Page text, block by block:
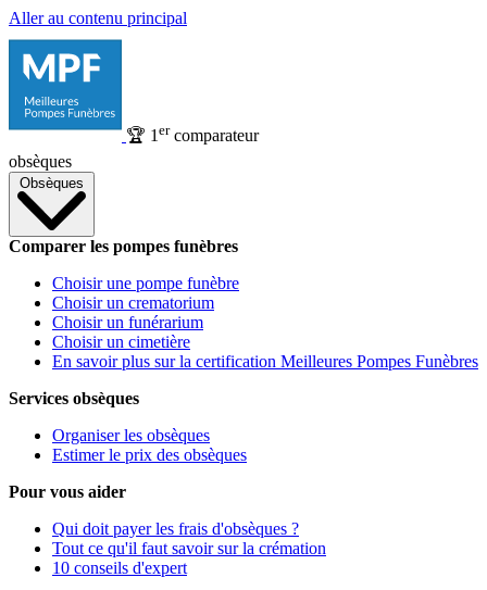
Aller au contenu principal
🏆 1 ercomparateur
obsèques
Obsèques
Comparer les pompes funèbres
Choisir une pompe funèbre
Choisir un crematorium
Choisir un funérarium
Choisir un cimetière
En savoir plus sur la certification Meilleures Pompes Funèbres
Services obsèques
Organiser les obsèques
Estimer le prix des obsèques
Pour vous aider
Qui doit payer les frais d'obsèques ?
Tout ce qu'il faut savoir sur la crémation
10 conseils d'expert